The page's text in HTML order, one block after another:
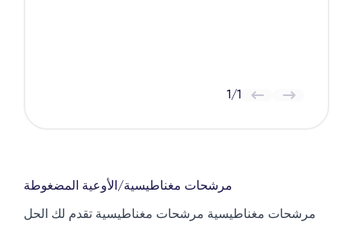
1/1
الأوعية المضغوطة /مرشحات مغناطيسية
مرشحات مغناطيسية مرشحات مغناطيسية تقدم لك الحل